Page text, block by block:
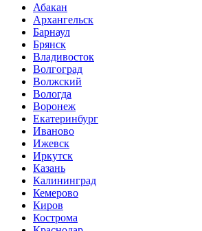
Абакан
Архангельск
Барнаул
Брянск
Владивосток
Волгоград
Волжский
Вологда
Воронеж
Екатеринбург
Иваново
Ижевск
Иркутск
Казань
Калининград
Кемерово
Киров
Кострома